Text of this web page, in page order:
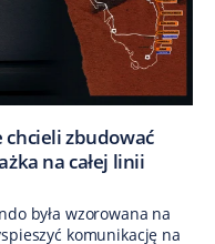
chcieli zbudować
na całej linii
była wzorowana na
komunikację na